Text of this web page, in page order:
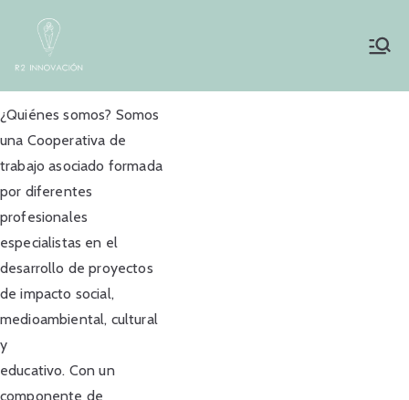
¿Quiénes somos? Somos
una Cooperativa de
trabajo asociado formada
por diferentes
profesionales
especialistas en el
desarrollo de proyectos
de impacto social,
medioambiental, cultural
y
educativo. Con un
componente de